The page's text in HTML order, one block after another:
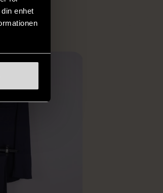
enhet